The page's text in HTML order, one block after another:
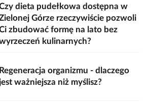
dieta pudełkowa dostępna w
Górze rzeczywiście pozwoli
zbudować formę na lato bez
kulinarnych?
Regeneracja organizmu - dlaczego
ważniejsza niż myślisz?